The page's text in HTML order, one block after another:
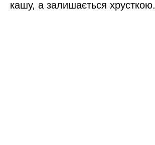
кашу, а залишається хрусткою.